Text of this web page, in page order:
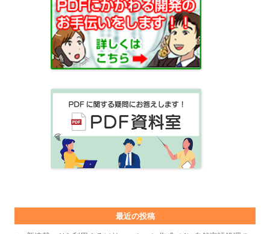
最近の投稿